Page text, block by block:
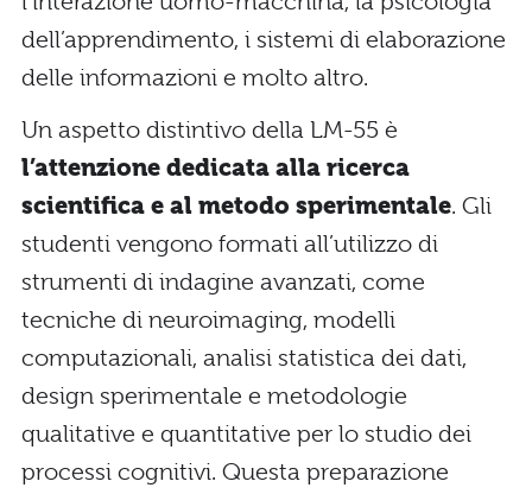
dell’apprendimento, i sistemi di elaborazione
delle informazioni e molto altro.
Un aspetto distintivo della LM-55 è
l’attenzione dedicata alla ricerca
scientifica e al metodo sperimentale. Gli
studenti vengono formati all’utilizzo di
strumenti di indagine avanzati, come
tecniche di neuroimaging, modelli
computazionali, analisi statistica dei dati,
design sperimentale e metodologie
qualitative e quantitative per lo studio dei
processi cognitivi. Questa preparazione